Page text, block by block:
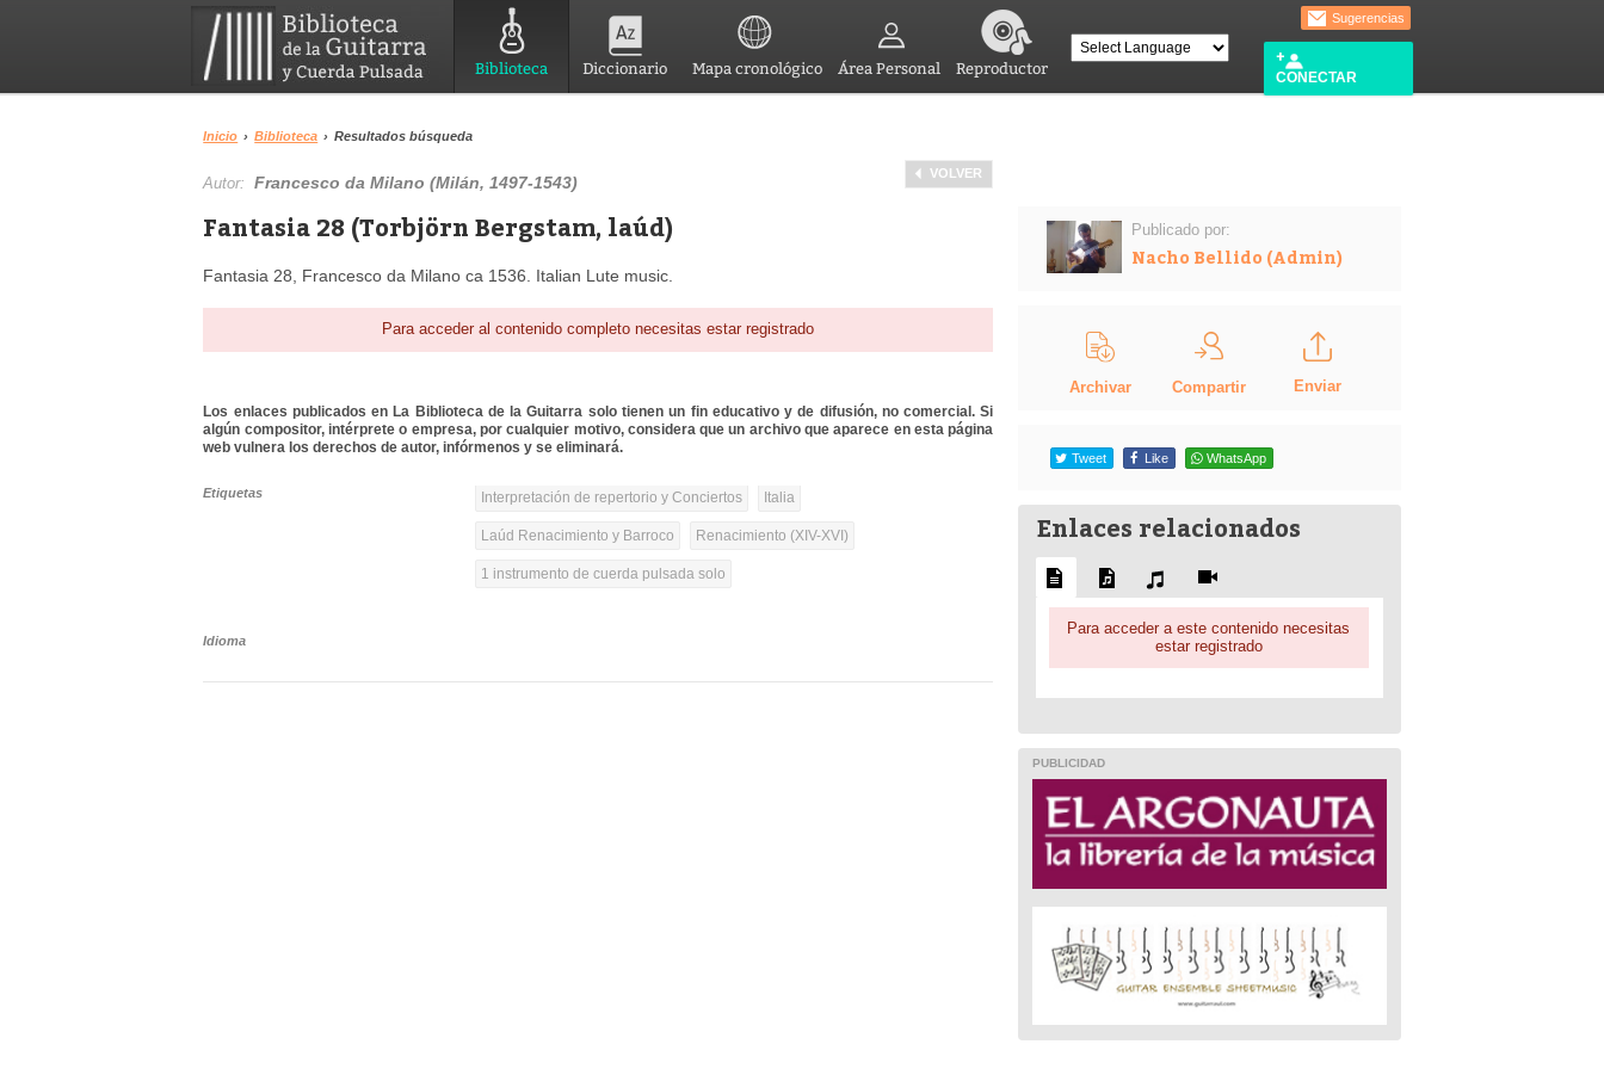
Biblioteca Diccionario Mapa cronológico Área Personal Reproductor
Sugerencias
CONECTAR
Inicio › Biblioteca › Resultados búsqueda
VOLVER
Autor:Francesco da Milano (Milán, 1497-1543)
Fantasia 28 (Torbjörn Bergstam, laúd)
Fantasia 28, Francesco da Milano ca 1536. Italian Lute music.
Para acceder al contenido completo necesitas estar registrado
Los enlaces publicados en La Biblioteca de la Guitarra solo tienen un fin educativo y de difusión, no comercial. Si
algún compositor, intérprete o empresa, por cualquier motivo, considera que un archivo que aparece en esta página
web vulnera los derechos de autor, infórmenos y se eliminará.
Etiquetas Interpretación de repertorio y Conciertos Italia
Laúd Renacimiento y Barroco Renacimiento (XIV-XVI)
1 instrumento de cuerda pulsada solo
Idioma
Publicado por:
Nacho Bellido (Admin)
Archivar Compartir Enviar
Tweet Like WhatsApp
Enlaces relacionados
Para acceder a este contenido necesitas
estar registrado
PUBLICIDAD